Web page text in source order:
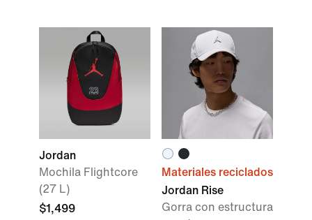
Jordan
Mochila Flightcore
(27 L)
$1,499
Materiales reciclados
Jordan Rise
Gorra con estructura